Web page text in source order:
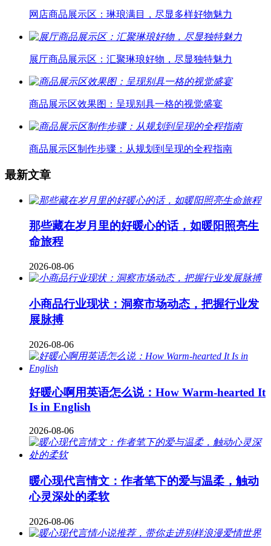
网店商品展示区：琳琅满目，尽显多样好物魅力
展厅商品展示区：汇聚琳琅好物，尽显独特魅力
商品展示区效果图：呈现别具一格的视觉盛宴
商品展示区制作步骤：从规划到呈现的全程指南
最新文章
那些藏在岁月里的好暖心的话，如暖阳照亮生
命旅程
2026-08-06
小商品行业现状：洞察市场动态，把握行业发
展脉搏
2026-08-06
好暖心啊用英语怎么说：How Warm-hearted It
Is in English
2026-08-06
暖心现代言情文：作者笔下的爱与温柔，触动
心灵深处的柔软
2026-08-06